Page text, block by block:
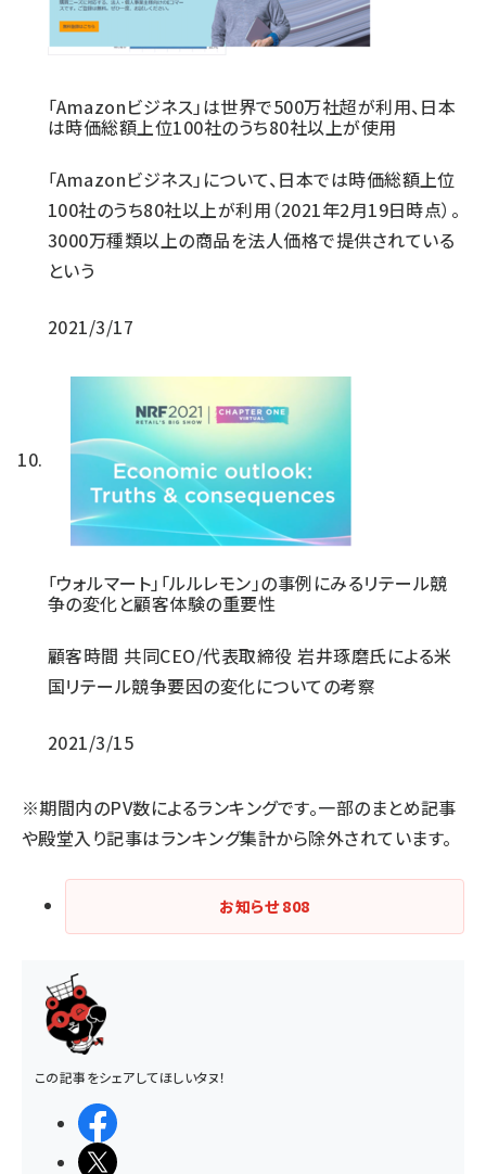
「Amazonビジネス」は世界で500万社超が利用、日本
は時価総額上位100社のうち80社以上が使用
「Amazonビジネス」について、日本では時価総額上位
100社のうち80社以上が利用（2021年2月19日時点）。
3000万種類以上の商品を法人価格で提供されている
という
2021/3/17
「ウォルマート」「ルルレモン」の事例にみるリテール競
争の変化と顧客体験の重要性
顧客時間 共同CEO/代表取締役 岩井琢磨氏による米
国リテール競争要因の変化についての考察
2021/3/15
※期間内のPV数によるランキングです。一部のまとめ記事
や殿堂入り記事はランキング集計から除外されています。
お知らせ808
この記事をシェアしてほしいタヌ！